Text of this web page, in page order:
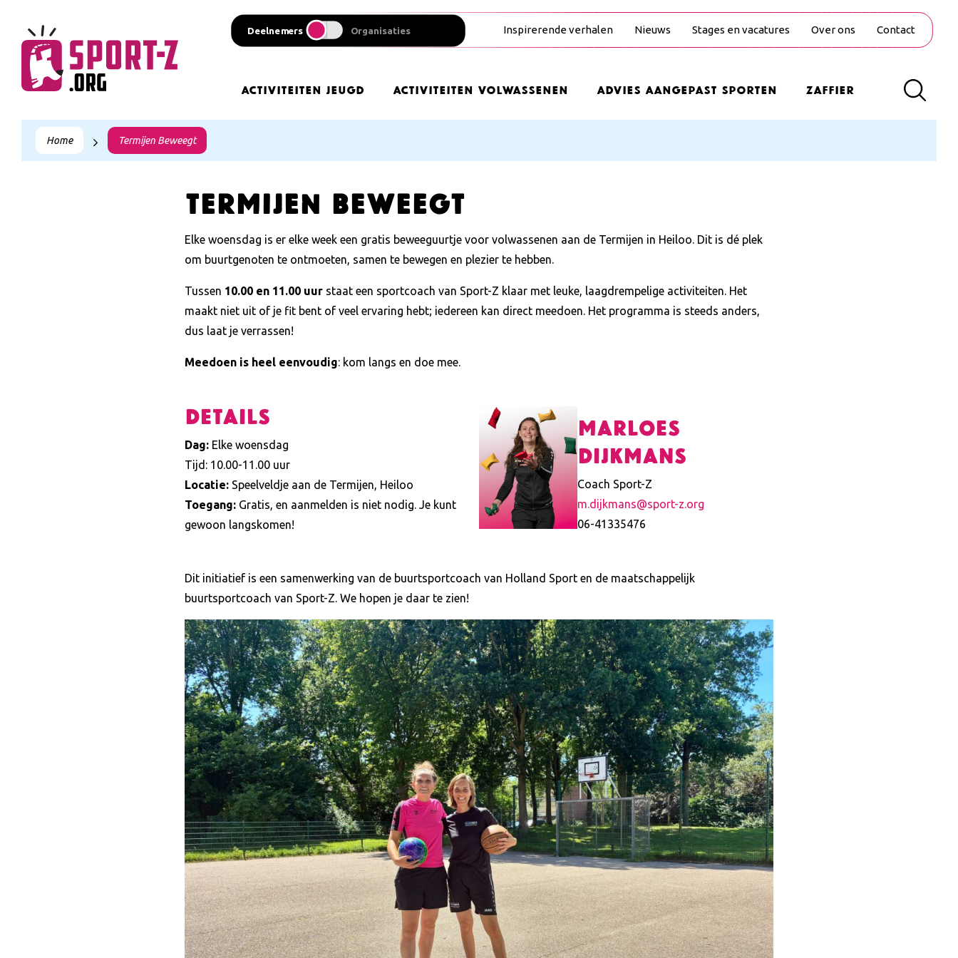
Deelnemers Organisaties Inspirerende verhalen Nieuws Stages en vacatures Over ons Contact
Activiteiten Jeugd Activiteiten Volwassenen Advies Aangepast Sporten Zaffier
Home Termijen Beweegt
Termijen Beweegt
Elke woensdag is er elke week een gratis beweeguurtje voor volwassenen aan de Termijen in Heiloo. Dit is dé plek
om buurtgenoten te ontmoeten, samen te bewegen en plezier te hebben.
Tussen 10.00 en 11.00 uur staat een sportcoach van Sport-Z klaar met leuke, laagdrempelige activiteiten. Het
maakt niet uit of je fit bent of veel ervaring hebt; iedereen kan direct meedoen. Het programma is steeds anders,
dus laat je verrassen!
Meedoen is heel eenvoudig: kom langs en doe mee.
Details
Dag: Elke woensdag
Tijd: 10.00-11.00 uur
Locatie: Speelveldje aan de Termijen, Heiloo
Toegang: Gratis, en aanmelden is niet nodig. Je kunt
gewoon langskomen!
Marloes
Dijkmans
Coach Sport-Z
m.dijkmans@sport-z.org
06-41335476
Dit initiatief is een samenwerking van de buurtsportcoach van Holland Sport en de maatschappelijk
buurtsportcoach van Sport-Z. We hopen je daar te zien!